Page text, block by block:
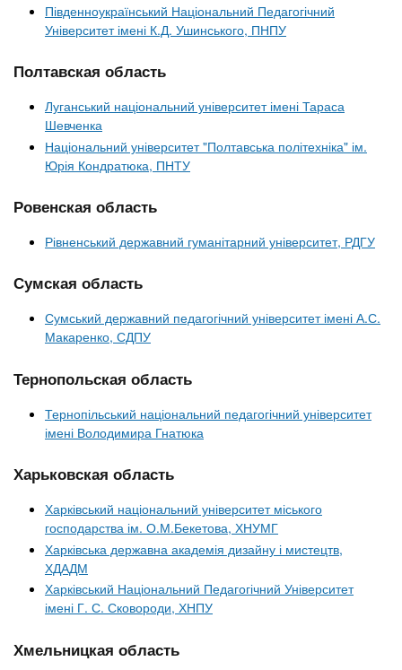
Південноукраїнський Національний Педагогічний
Університет імені К.Д. Ушинського, ПНПУ
Полтавская область
Луганський національний університет імені Тараса
Шевченка
Національний університет "Полтавська політехніка" ім.
Юрія Кондратюка, ПНТУ
Ровенская область
Рівненський державний гуманітарний університет, РДГУ
Сумская область
Сумський державний педагогічний університет імені А.С.
Макаренко, СДПУ
Тернопольская область
Тернопільський національний педагогічний університет
імені Володимира Гнатюка
Харьковская область
Харківський національний університет міського
господарства ім. О.М.Бекетова, ХНУМГ
Харківська державна академія дизайну і мистецтв,
ХДАДМ
Харківський Національний Педагогічний Університет
імені Г. С. Сковороди, ХНПУ
Хмельницкая область